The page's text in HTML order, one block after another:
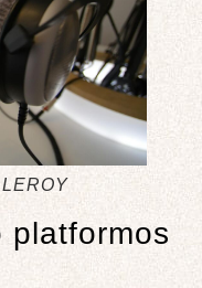
platformos